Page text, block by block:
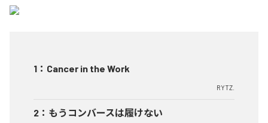
1 ： Cancer in the Work
RYTZ.
2 ： もうコンバースは履けない